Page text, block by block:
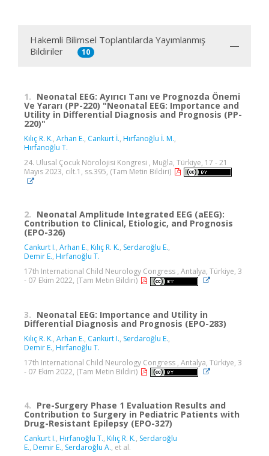
Hakemli Bilimsel Toplantılarda Yayımlanmış
Bildiriler
10
1. Neonatal EEG: Ayırıcı Tanı ve Prognozda Önemi
Ve Yararı (PP-220) "Neonatal EEG: Importance and
Utility in Differential Diagnosis and Prognosis (PP-
220)"
Kılıç R. K., Arhan E., Cankurt İ., Hırfanoğlu İ. M.,
Hırfanoğlu T.
24. Ulusal Çocuk Nörolojisi Kongresi , Muğla, Türkiye, 17 - 21
Mayıs 2023, cilt.1, ss.395, (Tam Metin Bildiri)
2. Neonatal Amplitude Integrated EEG (aEEG):
Contribution to Clinical, Etiologic, and Prognosis
(EPO-326)
Cankurt I., Arhan E., Kılıç R. K., Serdaroğlu E.,
Demir E., Hırfanoğlu T.
17th International Child Neurology Congress , Antalya, Türkiye, 3
- 07 Ekim 2022, (Tam Metin Bildiri)
3. Neonatal EEG: Importance and Utility in
Differential Diagnosis and Prognosis (EPO-283)
Kılıç R. K., Arhan E., Cankurt I., Serdaroğlu E.,
Demir E., Hırfanoğlu T.
17th International Child Neurology Congress , Antalya, Türkiye, 3
- 07 Ekim 2022, (Tam Metin Bildiri)
4. Pre-Surgery Phase 1 Evaluation Results and
Contribution to Surgery in Pediatric Patients with
Drug-Resistant Epilepsy (EPO-327)
Cankurt I., Hırfanoğlu T., Kılıç R. K., Serdaroğlu
E., Demir E., Serdaroğlu A., et al.